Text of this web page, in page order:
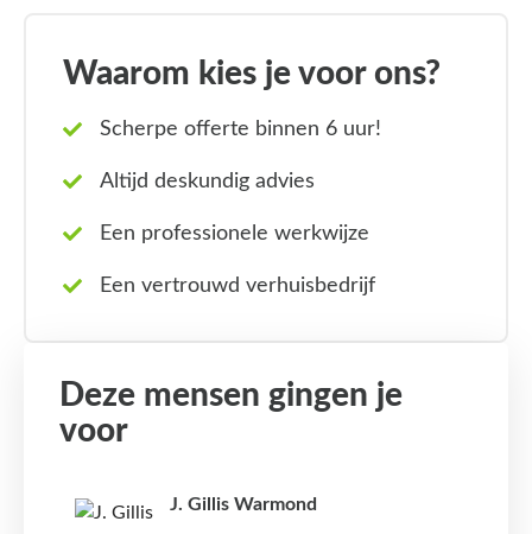
Waarom kies je voor ons?
Scherpe offerte binnen 6 uur!
Altijd deskundig advies
Een professionele werkwijze
Een vertrouwd verhuisbedrijf
Deze mensen gingen je
voor
J. Gillis Warmond